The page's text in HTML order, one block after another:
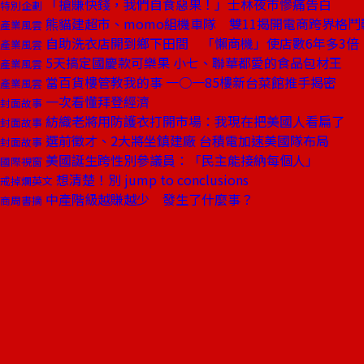
特別企劃 「搶賺快錢，我們自食惡果！」士林夜市慘痛告白
產業風雲 熊貓建超市、momo組機車隊 雙11揭開電商跨界格鬥
產業風雲 自助洗衣店開到鄉下田間 「懶商機」使店數6年多3倍
產業風雲 5天搞定國慶款可樂果 小七、聯華都愛的食品包材王
產業風雲 當百貨樓管教我的事 一○一85樓新台菜館推手揭密
封面故事 一次看懂拜登經濟
封面故事 紡織老將用防護衣打開市場：我現在把美國人看扁了
封面故事 選前徵才、2大將坐鎮建廠 台積電加速美國隊布局
國際視窗 美國誕生跨性別參議員：「民主能接納每個人」
戒掉爛英文 想清楚！別 jump to conclusions
商周書摘 中產階級越賺越少 發生了什麼事？